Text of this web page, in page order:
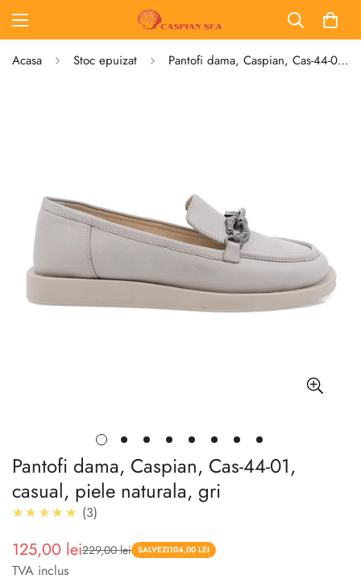
Acasa Stoc epuizat Pantofi dama, Caspian, Cas-44-01, casual, piele naturala, gri
Pantofi dama, Caspian, Cas-44-01,
casual, piele naturala, gri
★★★★★ 5.0
3
Pret
redus
125,00 lei
Pret 229,00 lei SALVEZI104,00 LEI
TVA inclus